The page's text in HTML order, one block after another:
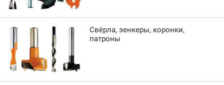
Свёрла, зенкеры, коронки,
патроны